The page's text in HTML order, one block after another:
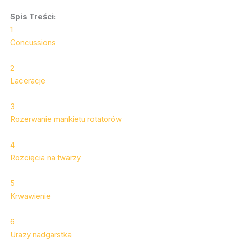
Spis Treści:
1
Concussions
2
Laceracje
3
Rozerwanie mankietu rotatorów
4
Rozcięcia na twarzy
5
Krwawienie
6
Urazy nadgarstka